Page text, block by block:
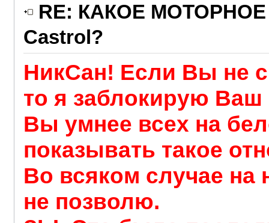
RE: КАКОЕ
Castrol?
НикСан! Если Вы не
то я заблокирую
Вы умнее всех на
показывать такое
Во всяком случае
не позволю.